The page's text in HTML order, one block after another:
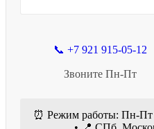
📞 +7 921 915-05-12
Звоните Пн-Пт
⏰ Режим работы: Пн-Пт